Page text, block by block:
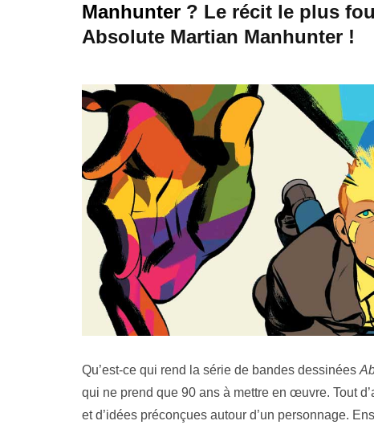
Manhunter ? Le récit le plus
Absolute Martian Manhunter !
Qu’est-ce qui rend la série de bandes dessinées
qui ne prend que 90 ans à mettre en œuvre. Tout
et d’idées préconçues autour d’un personnage.